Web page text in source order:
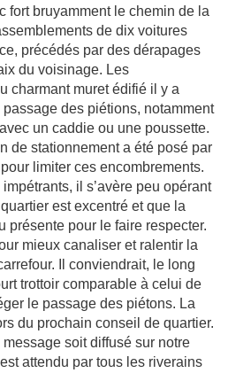
fort bruyamment le chemin de la
de dix voitures
précédés par des dérapages
du voisinage. Les
charmant muret édifié il y a
des piétions, notamment
un caddie ou une poussette.
de stationnement a été posé par
limiter ces encombrements.
il s’avère peu opérant
est excentré et que la
présente pour le faire respecter.
mieux canaliser et ralentir la
Il conviendrait, le long
trottoir comparable à celui de
le passage des piétons. La
du prochain conseil de quartier.
soit diffusé sur notre
attendu par tous les riverains